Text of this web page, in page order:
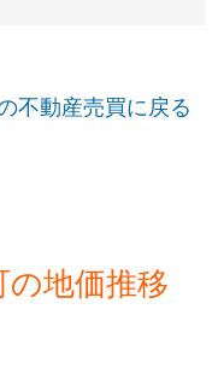
不動産売買に戻る
の地価推移